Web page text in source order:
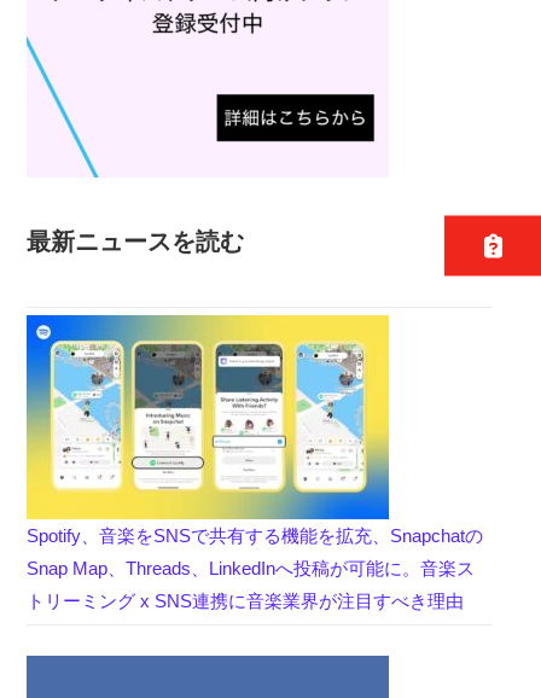
最新ニュースを読む
Spotify、音楽をSNSで共有する機能を拡充、Snapchatの
Snap Map、Threads、LinkedInへ投稿が可能に。音楽ス
トリーミング x SNS連携に音楽業界が注目すべき理由